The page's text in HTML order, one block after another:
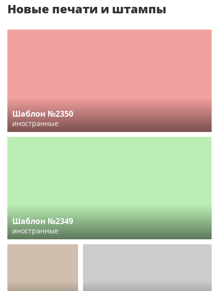
Новые печати и штампы
Шаблон №2350
иностранные
Шаблон №2349
иностранные